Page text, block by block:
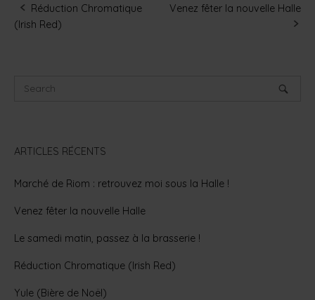
Post
Réduction Chromatique
(Irish Red)
Venez fêter la nouvelle Halle
ARTICLES RÉCENTS
Marché de Riom : retrouvez moi sous la Halle !
Venez fêter la nouvelle Halle
Le samedi matin, passez à la brasserie !
Réduction Chromatique (Irish Red)
Yule (Bière de Noël)